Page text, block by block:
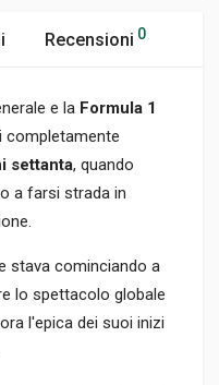
Recensioni 0
e la Formula 1
completamente
settanta, quando
a farsi strada in
stava cominciando a
lo spettacolo globale
l'epica dei suoi inizi